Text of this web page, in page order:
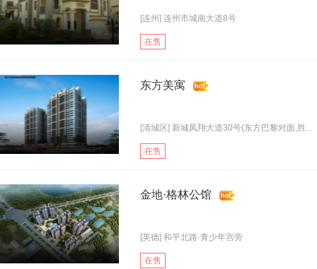
[连州] 连州市城南大道8号
在售
东方美寓
[清城区] 新城凤翔大道30号(东方巴黎对面,胜...
在售
金地·格林公馆
[英德] 和平北路·青少年宫旁
在售